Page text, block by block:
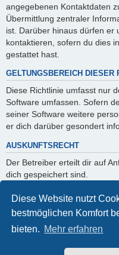
Diese Website nutzt
bestmöglichen Komfort
bieten. Mehr erfahren
angegebenen Kontaktdaten
Übermittlung zentraler
ist. Darüber hinaus dürfen er
kontaktieren, sofern du dies
gestattet hast.
GELTUNGSBEREICH DIESER
Diese Richtlinie umfasst nur
Software umfassen. Sofern
seiner Software weitere
er dich darüber gesondert
AUSKUNFTSRECHT
Der Betreiber erteilt dir auf
dich gespeichert sind.
Du kannst jederzeit die
verlangen. Kontaktiere hierzu